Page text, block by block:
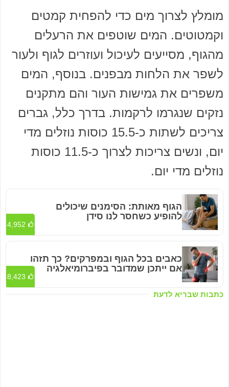
מומלץ לצרוך מים כדי להפחית קמטים
וקמטוטים. המים שוטפים את הרעלים
מהגוף, מסייעים לעיכול ועוזרים לגוף ולעור
לשפר את הלחות מבפנים. בנוסף, המים
משפרים את גמישות העור והם מתקנים
נזקים שנגרמו לרקמות. בדרך כלל, גברים
צריכים לשתות כ-15.5 כוסות נוזלים מדי
יום, ונשים צריכות לצרוך כ-11.5 כוסות
נוזלים מדי יום.
כתבות שבריא לדעת
הגוף מאותת: הסימנים שיכולים
להופיע כשחסר לנו סידן
4,952
כאבים בכל הגוף ובמפרקים? כך תזהו
אם ייתכן שמדובר בפיברומיאלגיה
8,423